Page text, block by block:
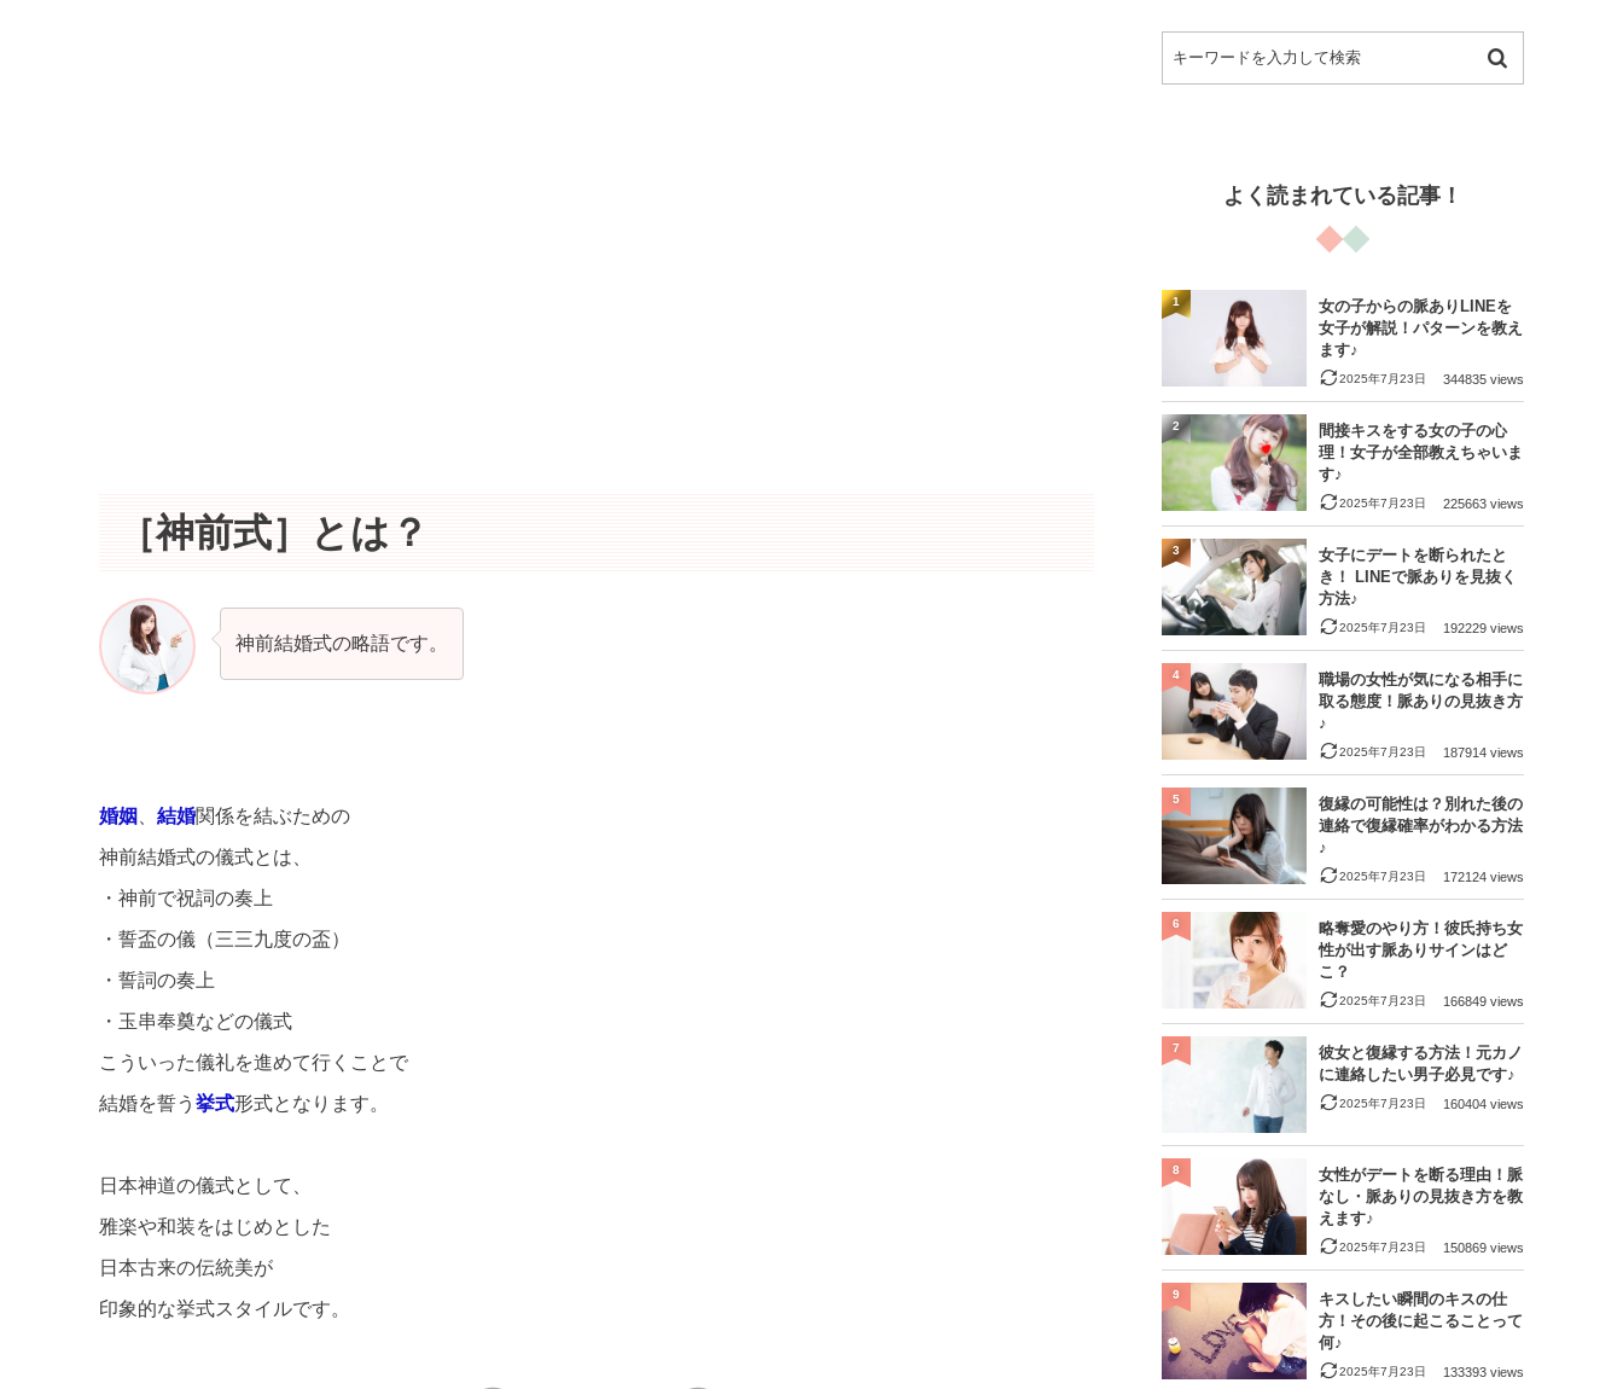
［神前式］とは？
神前結婚式の略語です。
婚姻 結婚関係を結ぶための
神前結婚式の儀式とは、
・神前で祝詞の奏上
・誓盃の儀（三三九度の盃）
・誓詞の奏上
・玉串奉奠などの儀式
こういった儀礼を進めて行くことで
結婚を誓う 挙式形式となります。
日本神道の儀式として、
雅楽や和装をはじめとした
日本古来の伝統美が
印象的な挙式スタイルです。
よく読まれている記事！
女の子からの脈ありLINEを
女子が解説！パターンを教え
ます♪
2025年7月23日 344835 views
1
間接キスをする女の子の心
理！女子が全部教えちゃいま
す♪
2025年7月23日 225663 views
2
女子にデートを断られたと
き！ LINEで脈ありを見抜く
方法♪
2025年7月23日 192229 views
3
職場の女性が気になる相手に
取る態度！脈ありの見抜き方
♪
2025年7月23日 187914 views
4
復縁の可能性は？別れた後の
連絡で復縁確率がわかる方法
♪
2025年7月23日 172124 views
5
略奪愛のやり方！彼氏持ち女
性が出す脈ありサインはど
こ？
2025年7月23日 166849 views
6
彼女と復縁する方法！元カノ
に連絡したい男子必見です♪
2025年7月23日 160404 views
7
女性がデートを断る理由！脈
なし・脈ありの見抜き方を教
えます♪
2025年7月23日 150869 views
8
キスしたい瞬間のキスの仕
方！その後に起こることって
何♪
2025年7月23日 133393 views
9